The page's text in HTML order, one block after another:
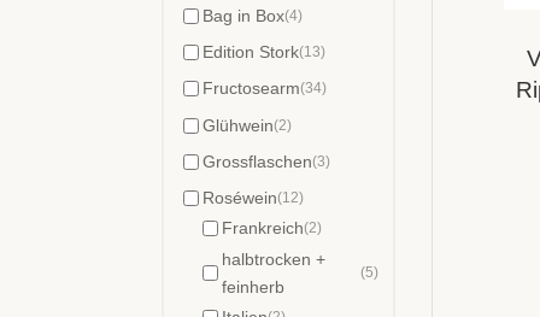
Bag in Box(4)
Edition Stork(13)
Fructosearm(34)
Glühwein(2)
Grossflaschen(3)
Roséwein(12)
Frankreich(2)
halbtrocken +
feinherb
(5)